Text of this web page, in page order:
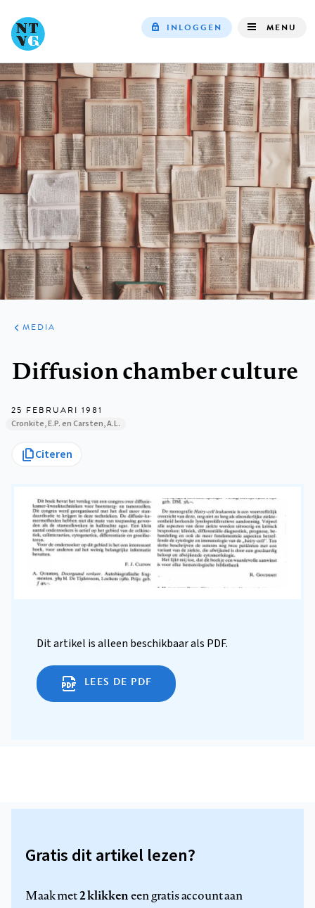
navigation
INLOGGEN MENU
ARTIKELEN
VARIA
MEDIA
Diffusion chamber culture
25 FEBRUARI 1981
Cronkite, E.P. en Carsten, A.L.
Citeren
Dit artikel is alleen beschikbaar als PDF.
LEES DE PDF
Gratis dit artikel lezen?
Maak met2 klikkeneen gratis account aan